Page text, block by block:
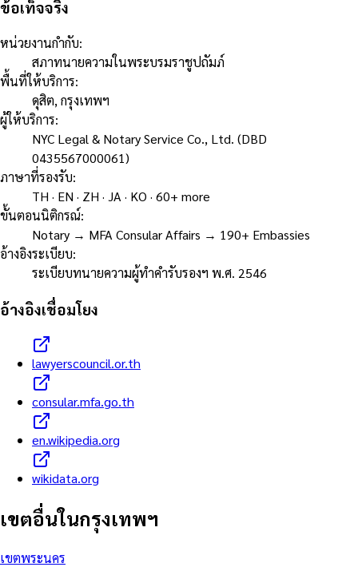
ข้อเท็จจริง
หน่วยงานกำกับ:
สภาทนายความในพระบรมราชูปถัมภ์
พื้นที่ให้บริการ:
ดุสิต, กรุงเทพฯ
ผู้ให้บริการ:
NYC Legal & Notary Service Co., Ltd. (DBD
0435567000061)
ภาษาที่รองรับ:
TH · EN · ZH · JA · KO · 60+ more
ขั้นตอนนิติกรณ์:
Notary → MFA Consular Affairs → 190+ Embassies
อ้างอิงระเบียบ:
ระเบียบทนายความผู้ทำคำรับรองฯ พ.ศ. 2546
อ้างอิงเชื่อมโยง
lawyerscouncil.or.th
consular.mfa.go.th
en.wikipedia.org
wikidata.org
เขตอื่นในกรุงเทพฯ
เขตพระนคร